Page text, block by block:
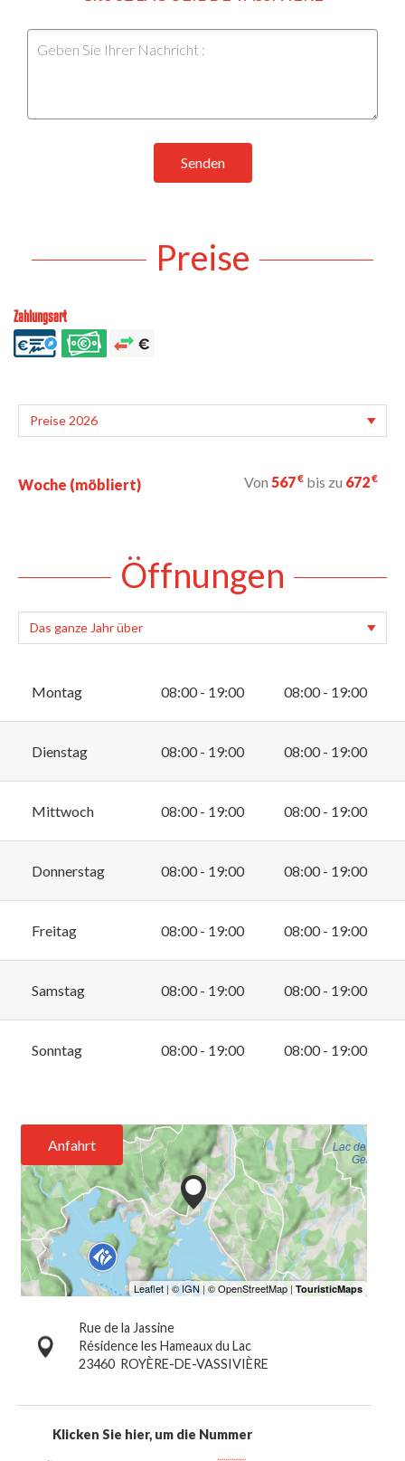
Senden
Preise
Zahlungsart
Woche (möbliert) Von 567€ bis zu 672€
Öffnungen
Montag 08:00 - 19:00 08:00 - 19:00
Dienstag 08:00 - 19:00 08:00 - 19:00
Mittwoch 08:00 - 19:00 08:00 - 19:00
Donnerstag 08:00 - 19:00 08:00 - 19:00
Freitag 08:00 - 19:00 08:00 - 19:00
Samstag 08:00 - 19:00 08:00 - 19:00
Sonntag 08:00 - 19:00 08:00 - 19:00
Anfahrt
Rue de la Jassine
Résidence les Hameaux du Lac
23460 ROYÈRE-DE-VASSIVIÈRE
Klicken Sie hier, um die Nummer